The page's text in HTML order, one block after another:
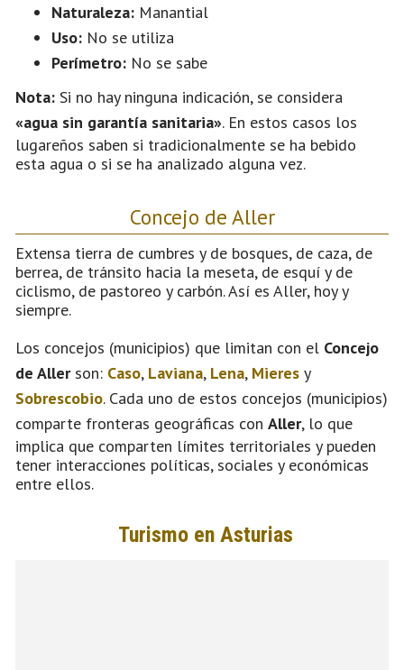
Naturaleza: Manantial
Uso: No se utiliza
Perímetro: No se sabe
Nota: Si no hay ninguna indicación, se considera
«agua sin garantía sanitaria». En estos casos los
lugareños saben si tradicionalmente se ha bebido
esta agua o si se ha analizado alguna vez.
Concejo de Aller
Extensa tierra de cumbres y de bosques, de caza, de
berrea, de tránsito hacia la meseta, de esquí y de
ciclismo, de pastoreo y carbón. Así es Aller, hoy y
siempre.
Los concejos (municipios) que limitan con el Concejo
de Allerson: Caso, Laviana, Lena, Mieres y
Sobrescobio. Cada uno de estos concejos (municipios)
comparte fronteras geográficas con Aller, lo que
implica que comparten límites territoriales y pueden
tener interacciones políticas, sociales y económicas
entre ellos.